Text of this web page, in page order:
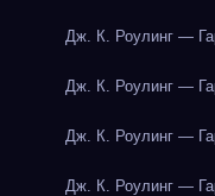
Дж. К. Роулинг —
Дж. К. Роулинг —
Дж. К. Роулинг —
Дж. К. Роулинг —